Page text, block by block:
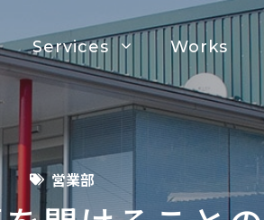
Services Works
営業部